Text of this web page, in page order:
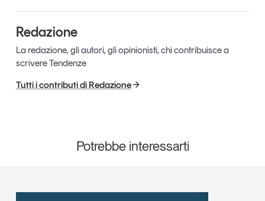
Tendenze è il magazine di GS1 Italy che racconta in
modo indipendente il cambiamento e le sfide del largo
consumo e dell’economia a professionisti e
consumatori
Redazione
La redazione, gli autori, gli opinionisti, chi contribuisce a
scrivere Tendenze
Tutti i contributi di Redazione
Potrebbe interessarti